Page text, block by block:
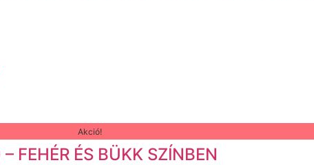
Akció!
ÉS BÜKK SZÍNBEN